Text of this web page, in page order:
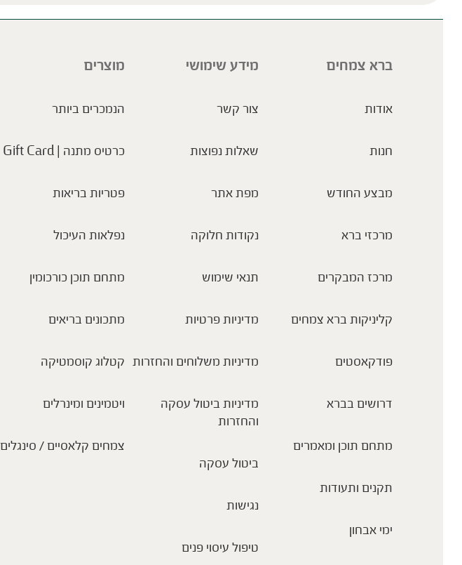
ברא צמחים
אודות
חנות
מבצע החודש
מרכזי ברא
מרכז המבקרים
קליניקות ברא צמחים
פודקאסטים
דרושים בברא
מתחם תוכן ומאמרים
תקנים ותעודות
ימי אבחון
מידע שימושי
צור קשר
שאלות נפוצות
מפת אתר
נקודות חלוקה
תנאי שימוש
מדיניות פרטיות
מדיניות משלוחים והחזרות
מדיניות ביטול עסקה
והחזרות
ביטול עסקה
נגישות
טיפול עיסוי פנים
מוצרים
הנמכרים ביותר
כרטיס מתנה | Gift Card
פטריות בריאות
נפלאות העיכול
מתחם תוכן כורכומין
מתכונים בריאים
קטלוג קוסמטיקה
ויטמינים ומינרלים
צמחים קלאסיים / סינגלים